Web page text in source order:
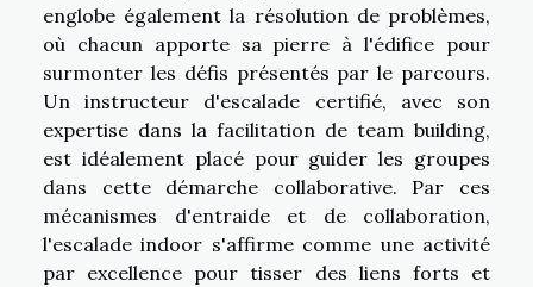
englobe également la résolution de problèmes,
où chacun apporte sa pierre à l'édifice pour
surmonter les défis présentés par le parcours.
Un instructeur d'escalade certifié, avec son
expertise dans la facilitation de team building,
est idéalement placé pour guider les groupes
dans cette démarche collaborative. Par ces
mécanismes d'entraide et de collaboration,
l'escalade indoor s'affirme comme une activité
par excellence pour tisser des liens forts et